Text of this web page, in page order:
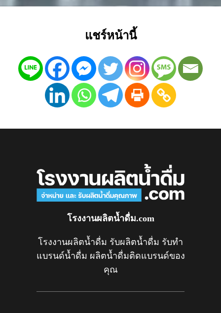
แชร์หน้านี้
โรงงานผลิตน้ำดื่ม.com
โรงงานผลิตน้ำดื่ม รับผลิตน้ำดื่ม รับทำ
แบรนด์น้ำดื่ม ผลิตน้ำดื่มติดแบรนด์ของ
คุณ